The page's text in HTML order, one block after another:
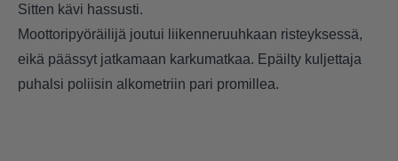
Sitten kävi hassusti.
Moottoripyöräilijä joutui liikenneruuhkaan risteyksessä,
eikä päässyt jatkamaan karkumatkaa. Epäilty kuljettaja
puhalsi poliisin alkometriin pari promillea.